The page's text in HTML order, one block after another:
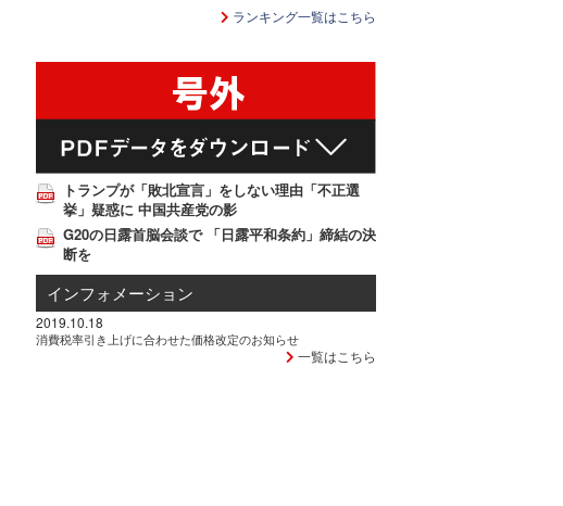
ランキング一覧はこちら
トランプが「敗北宣言」をしない理由「不正選
挙」疑惑に 中国共産党の影
G20の日露首脳会談で 「日露平和条約」締結の決
断を
インフォメーション
2019.10.18
消費税率引き上げに合わせた価格改定のお知らせ
一覧はこちら